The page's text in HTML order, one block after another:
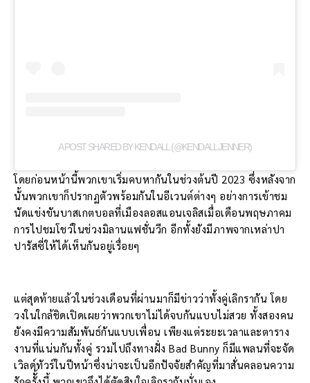
A POST SHARED BY KENDALL (@KENDALLJENNER)
โดยก่อนหน้านี้พวกเขาเริ่มคบหากันในช่วงต้นปี 2023 ซึ่งหลังจาก
นั้นพวกเขาก็ปรากฏตัวพร้อมกันในอีเวนต์ต่างๆ อย่างการเข้าชม
นัดแข่งขันบาสเกตบอลที่เมืองลอสแอนเจลิสเมื่อเดือนพฤษภาคม
การไปชมโชว์ในช่วงมิลานแฟชั่นวีก อีกทั้งยังมีภาพจากเหล่าปา
ปารัสซี่ให้ได้เห็นกันอยู่เรื่อยๆ
แต่สุดท้ายแล้วในช่วงเดือนที่ผ่านมาก็มีข่าวว่าทั้งคู่เลิกรากัน โดย
วงในใกล้ชิดเปิดเผยว่าพวกเขาไม่ได้จบกันแบบไม่สวย ทั้งสองคน
ยังคงมีความสัมพันธ์กันแบบเพื่อน เพียงแต่ระยะเวลาและตาราง
งานที่แน่นกันทั้งคู่ รวมไปถึงทางฝั่ง Bad Bunny ก็มีแพลนที่จะจัด
เวิลด์ทัวร์ในปีหน้าซึ่งน่าจะเป็นอีกปัจจัยสำคัญที่มาสั่นคลอนความ